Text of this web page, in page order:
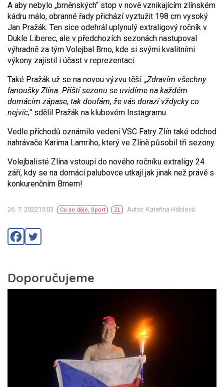
A aby nebylo „brněnských“ stop v nově vznikajícím zlínském
kádru málo, obranné řady přichází vyztužit 198 cm vysoký
Jan Pražák. Ten sice odehrál uplynulý extraligový ročník v
Dukle Liberec, ale v předchozích sezonách nastupoval
výhradně za tým Volejbal Brno, kde si svými kvalitními
výkony zajistil i účast v reprezentaci.
Také Pražák už se na novou výzvu těší. „Zdravím všechny
fanoušky Zlína. Příští sezonu se uvidíme na každém
domácím zápase, tak doufám, že vás dorazí vždycky co
nejvíc,“sdělil Pražák na klubovém Instagramu.
Vedle příchodů oznámilo vedení VSC Fatry Zlín také odchod
nahrávače Karima Lamriho, který ve Zlíně působil tři sezony.
Volejbalisté Zlína vstoupí do nového ročníku extraligy 24.
září, kdy se na domácí palubovce utkají jak jinak než právě s
konkurenčním Brnem!
26. 7. 202215:03 Co se děje, Sport ZL Autor: Kateřina Háblová